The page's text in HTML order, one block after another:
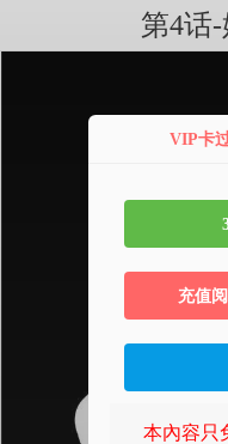
第4话
VIP卡
充值
本內容只